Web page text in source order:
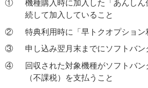
①
機種購入時に加入した「あんしん
続して加入していること
②
特典利用時に「早トクオプショ
③
申し込み翌月末までにソフトバ
④
回収された対象機種がソフトバ
（不課税）を支払うこと